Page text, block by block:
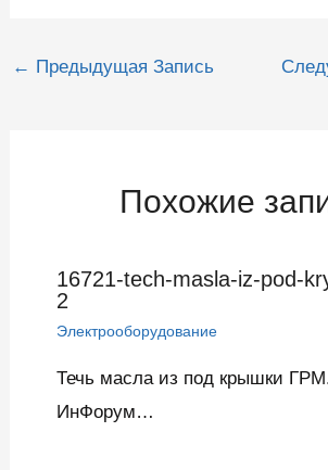
Навигация
← Предыдущая Запись
Похожие
16721-tech-masla-iz-pod-
2
Электрооборудование
Течь масла из под крышки
ИнФорум…